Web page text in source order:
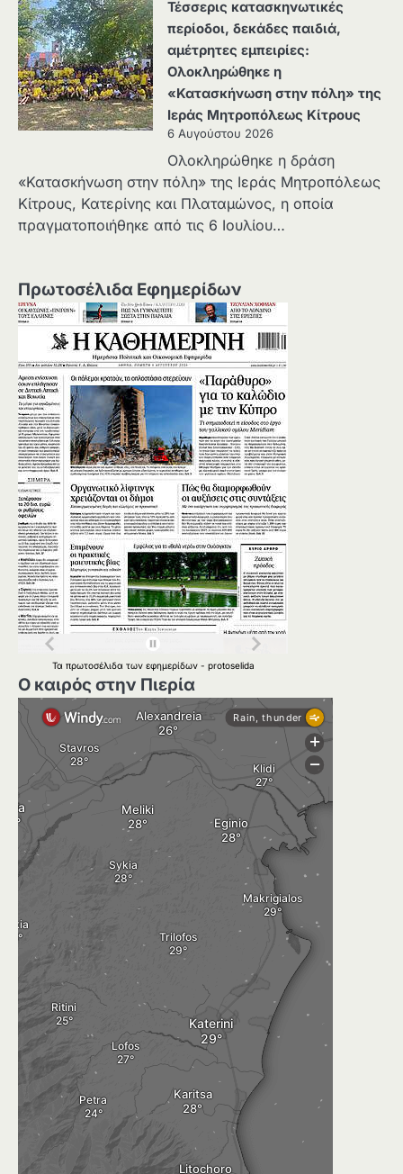
Τέσσερις κατασκηνωτικές
περίοδοι, δεκάδες παιδιά,
αμέτρητες εμπειρίες:
Ολοκληρώθηκε η
«Κατασκήνωση στην πόλη» της
Ιεράς Μητροπόλεως Κίτρους
6 Αυγούστου 2026
Ολοκληρώθηκε η δράση
«Κατασκήνωση στην πόλη» της Ιεράς Μητροπόλεως
Κίτρους, Κατερίνης και Πλαταμώνος, η οποία
πραγματοποιήθηκε από τις 6 Ιουλίου…
Πρωτοσέλιδα Εφημερίδων
Τα πρωτοσέλιδα των εφημερίδων - protoselida
Ο καιρός στην Πιερία